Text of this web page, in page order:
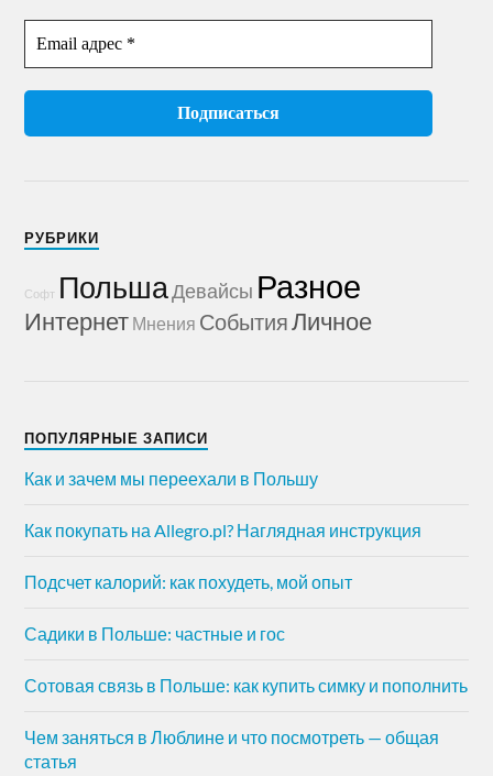
РУБРИКИ
Софт Польша Девайсы Разное
Интернет Мнения СобытияЛичное
ПОПУЛЯРНЫЕ ЗАПИСИ
Как и зачем мы переехали в Польшу
Как покупать на Allegro.pl? Наглядная инструкция
Подсчет калорий: как похудеть, мой опыт
Садики в Польше: частные и гос
Сотовая связь в Польше: как купить симку и пополнить
Чем заняться в Люблине и что посмотреть — общая
статья